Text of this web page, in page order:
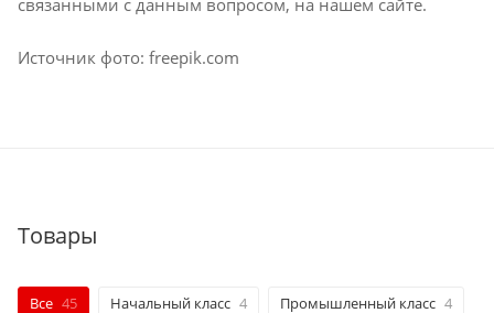
Источник фото: freepik.com
Товары
Все 45 Начальный класс 4 Промышленный класс 4